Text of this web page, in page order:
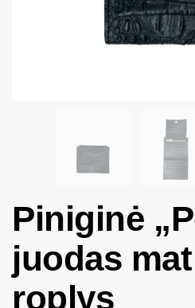
Piniginė
juodas
roplys